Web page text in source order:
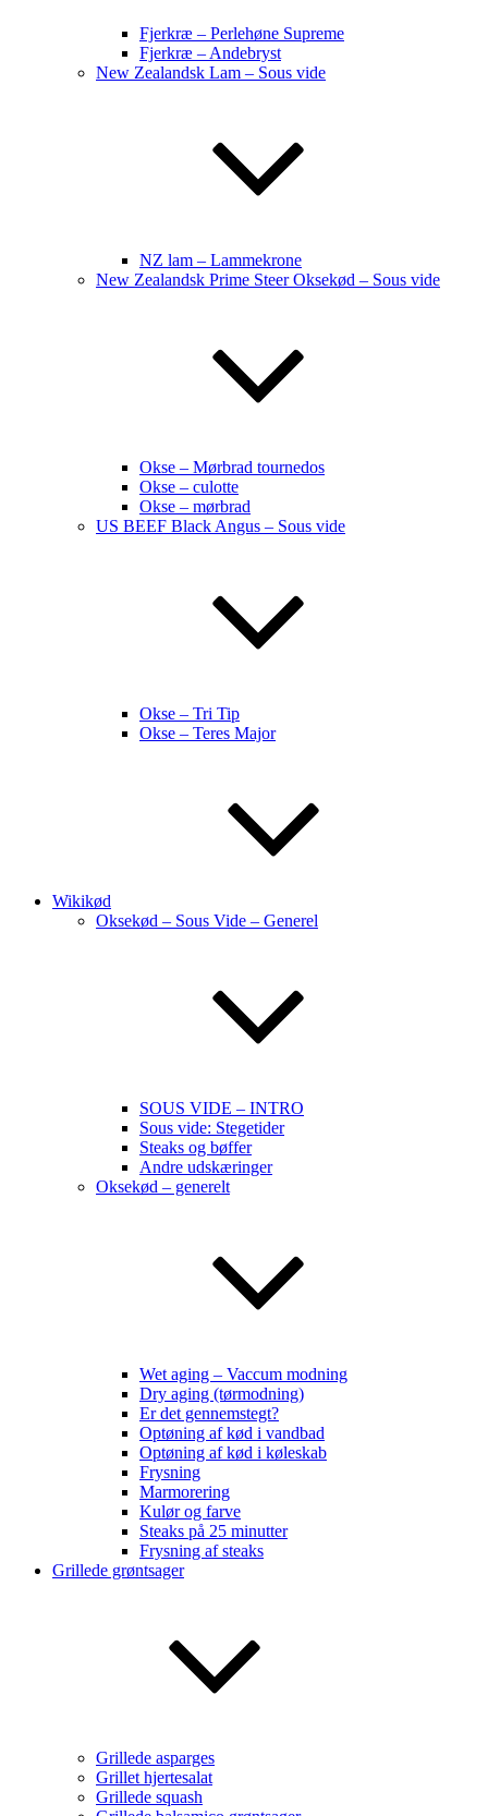
Fjerkræ – Perlehøne Supreme
Fjerkræ – Andebryst
New Zealandsk Lam – Sous vide
NZ lam – Lammekrone
New Zealandsk Prime Steer Oksekød – Sous vide
Okse – Mørbrad tournedos
Okse – culotte
Okse – mørbrad
US BEEF Black Angus – Sous vide
Okse – Tri Tip
Okse – Teres Major
Wikikød
Oksekød – Sous Vide – Generel
SOUS VIDE – INTRO
Sous vide: Stegetider
Steaks og bøffer
Andre udskæringer
Oksekød – generelt
Wet aging – Vaccum modning
Dry aging (tørmodning)
Er det gennemstegt?
Optøning af kød i vandbad
Optøning af kød i køleskab
Frysning
Marmorering
Kulør og farve
Steaks på 25 minutter
Frysning af steaks
Grillede grøntsager
Grillede asparges
Grillet hjertesalat
Grillede squash